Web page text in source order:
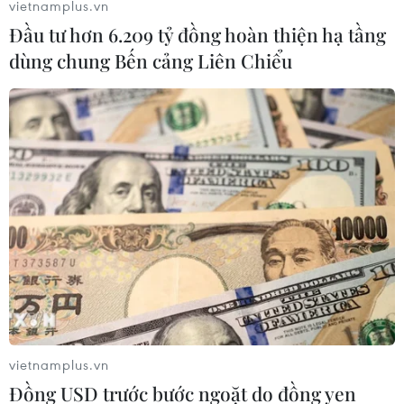
Chọn đúng đầu tàu: Danh mục
doanh nghiệp nhà nước mạnh và bài
toán giao nhiệm vụ
06/08/2026 00:56
Phát triển mô hình AI giải mã “ngôn
ngữ của não bộ”
05/08/2026 23:26
Hưởng ứng Ngày An
ninh mạng Việt Nam: Những thông
điệp thiết thực về an toàn số
05/08/2026 22:58
vietnamplus.vn
Đầu tư hơn 6.209 tỷ đồng hoàn thiện hạ tầng
dùng chung Bến cảng Liên Chiểu
vietnamplus.vn
Đồng USD trước bước ngoặt do đồng yen